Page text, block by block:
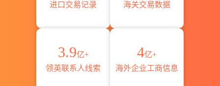
进口交易记录
海关交易数据
3.9亿+
领英联系人线索
4亿+
海外企业工商信息